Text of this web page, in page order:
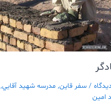
/ سفر قاين, مدرسه شهيد آقايي,
امین